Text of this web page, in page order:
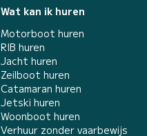
Wat kan ik huren
Motorboot huren
RIB huren
Jacht huren
Zeilboot huren
Catamaran huren
Jetski huren
Woonboot huren
Verhuur zonder vaarbewijs